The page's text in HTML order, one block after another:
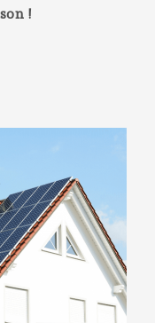
!